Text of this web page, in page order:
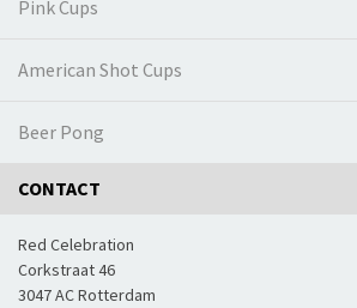
Pink Cups
American Shot Cups
Beer Pong
CONTACT
Red Celebration
Corkstraat 46
3047 AC Rotterdam